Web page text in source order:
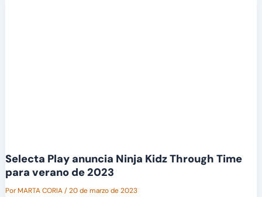
Selecta Play anuncia Ninja Kidz Through Time
para verano de 2023
PorMARTA CORIA/20 de marzo de 2023